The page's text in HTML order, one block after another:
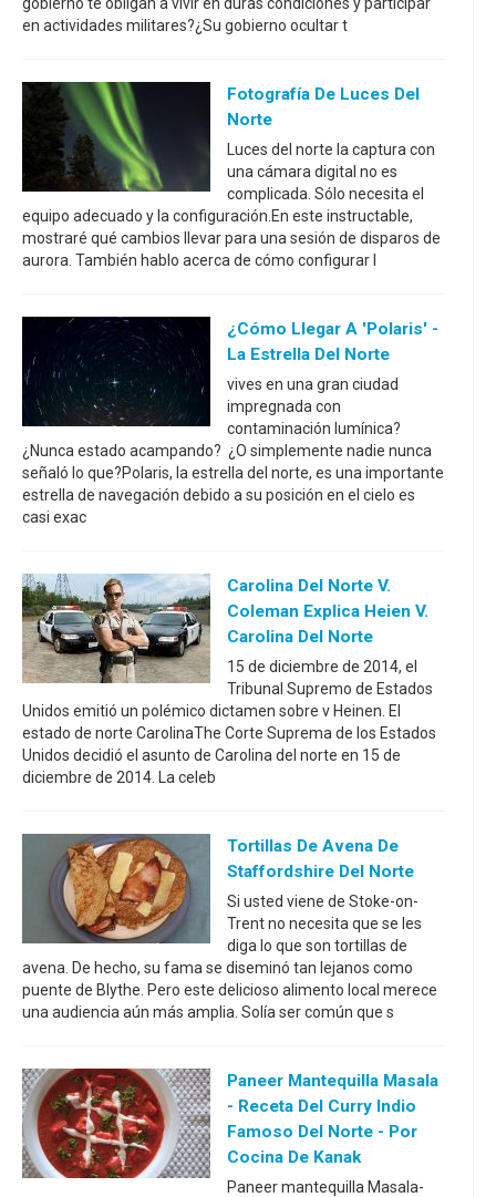
en actividades militares?¿Su gobierno ocultar t
Fotografía De Luces Del
Norte
Luces del norte la captura con
una cámara digital no es
complicada. Sólo necesita el
equipo adecuado y la configuración.En este instructable,
mostraré qué cambios llevar para una sesión de disparos de
aurora. También hablo acerca de cómo configurar l
¿Cómo Llegar A 'Polaris' -
La Estrella Del Norte
vives en una gran ciudad
impregnada con
contaminación lumínica?
¿Nunca estado acampando? ¿O simplemente nadie nunca
señaló lo que?Polaris, la estrella del norte, es una importante
estrella de navegación debido a su posición en el cielo es
casi exac
Carolina Del Norte V.
Coleman Explica Heien V.
Carolina Del Norte
15 de diciembre de 2014, el
Tribunal Supremo de Estados
Unidos emitió un polémico dictamen sobre v Heinen. El
estado de norte CarolinaThe Corte Suprema de los Estados
Unidos decidió el asunto de Carolina del norte en 15 de
diciembre de 2014. La celeb
Tortillas De Avena De
Staffordshire Del Norte
Si usted viene de Stoke-on-
Trent no necesita que se les
diga lo que son tortillas de
avena. De hecho, su fama se diseminó tan lejanos como
puente de Blythe. Pero este delicioso alimento local merece
una audiencia aún más amplia. Solía ser común que s
Paneer Mantequilla Masala
- Receta Del Curry Indio
Famoso Del Norte - Por
Cocina De Kanak
Paneer mantequilla Masala-